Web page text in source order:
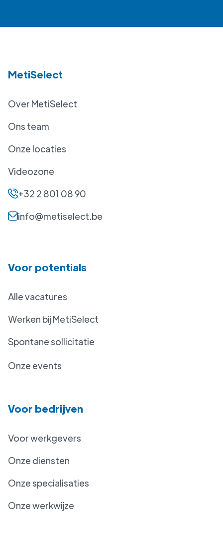
MetiSelect
Over MetiSelect
Ons team
Onze locaties
Videozone
+32 2 801 08 90
info@metiselect.be
Voor potentials
Alle vacatures
Werken bij MetiSelect
Spontane sollicitatie
Onze events
Voor bedrijven
Voor werkgevers
Onze diensten
Onze specialisaties
Onze werkwijze